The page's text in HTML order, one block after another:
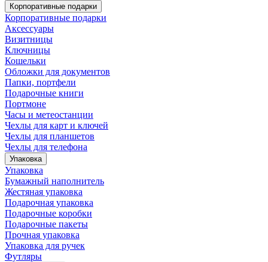
Корпоративные подарки
Корпоративные подарки
Аксессуары
Визитницы
Ключницы
Кошельки
Обложки для документов
Папки, портфели
Подарочные книги
Портмоне
Часы и метеостанции
Чехлы для карт и ключей
Чехлы для планшетов
Чехлы для телефона
Упаковка
Упаковка
Бумажный наполнитель
Жестяная упаковка
Подарочная упаковка
Подарочные коробки
Подарочные пакеты
Прочная упаковка
Упаковка для ручек
Футляры